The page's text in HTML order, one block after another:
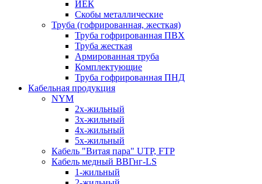
ИЕК
Скобы металлические
Труба (гофрированная, жесткая)
Труба гофрированная ПВХ
Труба жесткая
Армированная труба
Комплектующие
Труба гофрированная ПНД
Кабельная продукция
NYM
2х-жильный
3х-жильный
4х-жильный
5х-жильный
Кабель "Витая пара" UTP, FTP
Кабель медный ВВГнг-LS
1-жильный